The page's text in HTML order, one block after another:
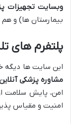
وبسایت تجهیزات
بیمارستان ها) و هم B2C (بیماران خانگی) جذاب و کارآمد باشه.
پلتفرم های
این سایت ها دیگه
مشاوره پزشکی
امن، پایش سلامت
امنیت و مقیاس